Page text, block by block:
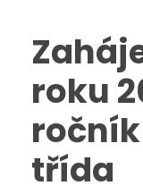
roku
třída